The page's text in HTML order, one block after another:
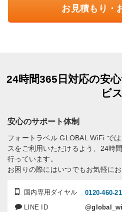
お見積もり・
24時間365日対応の安
ビス
安心のサポート体制
国内専用ダイヤル
0120-460-
LINE ID
フォートラベル GLOBAL WiFi で
スをご利用いただけるよう、24時
行っています。
お困りの際にはいつでもお気軽に